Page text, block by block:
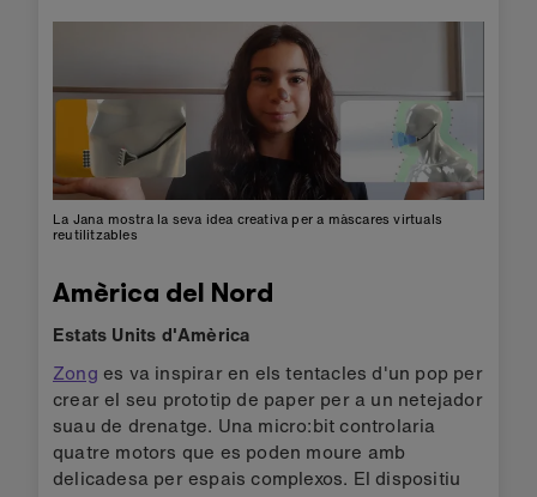
La Jana mostra la seva idea creativa per a màscares virtuals
reutilitzables
Amèrica del Nord
Estats Units d'Amèrica
Zong es va inspirar en els tentacles d'un pop per
crear el seu prototip de paper per a un netejador
suau de drenatge. Una micro:bit controlaria
quatre motors que es poden moure amb
delicadesa per espais complexos. El dispositiu